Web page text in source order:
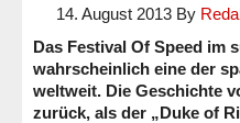
14. August 2013 By
Das Festival Of Speed im
wahrscheinlich eine der
weltweit. Die Geschichte
zurück, als der „Duke of